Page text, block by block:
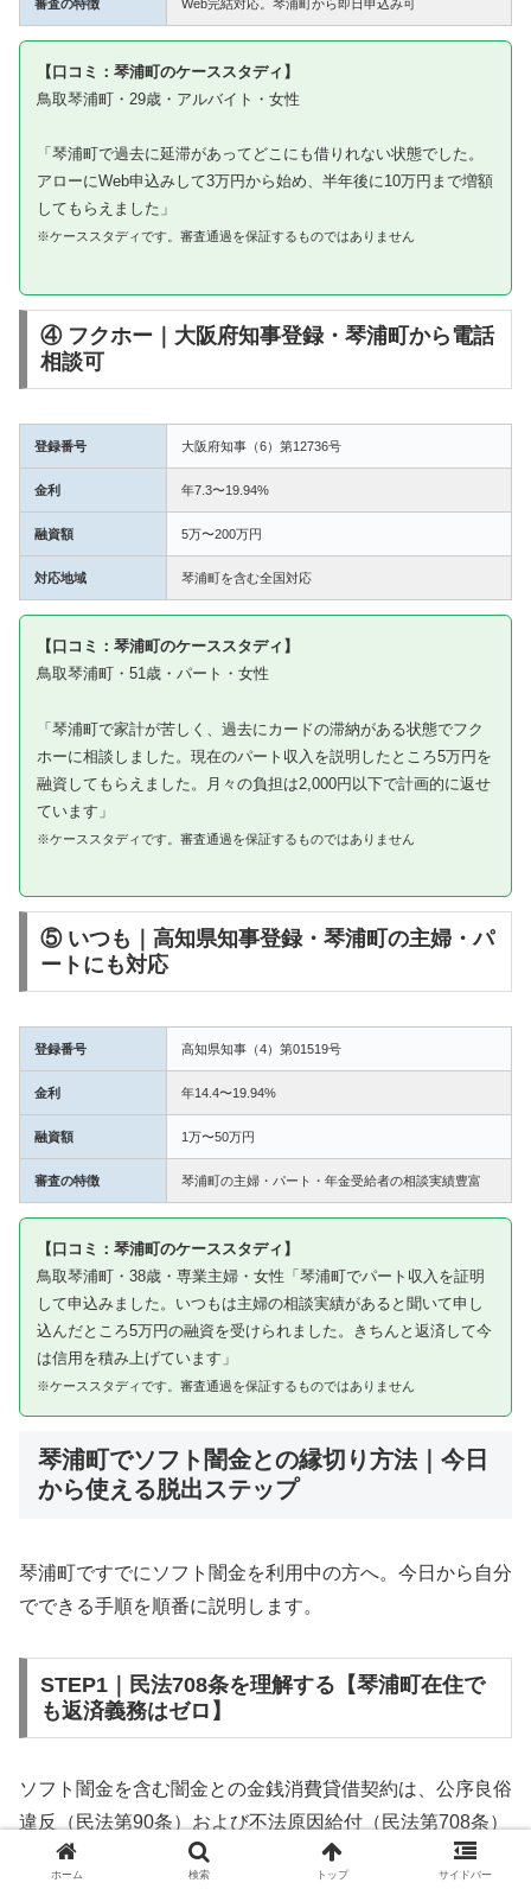
審査の特徴 Web完結対応。琴浦町から即日申込み可
【口コミ：琴浦町のケーススタディ】
鳥取琴浦町・29歳・アルバイト・女性
「琴浦町で過去に延滞があってどこにも借りれない状態でした。
アローにWeb申込みして3万円から始め、半年後に10万円まで増額
してもらえました」
※ケーススタディです。審査通過を保証するものではありません
④ フクホー｜大阪府知事登録・琴浦町から電話
相談可
登録番号 大阪府知事（6）第12736号
金利 年7.3〜19.94%
融資額 5万〜200万円
対応地域 琴浦町を含む全国対応
【口コミ：琴浦町のケーススタディ】
鳥取琴浦町・51歳・パート・女性
「琴浦町で家計が苦しく、過去にカードの滞納がある状態でフク
ホーに相談しました。現在のパート収入を説明したところ5万円を
融資してもらえました。月々の負担は2,000円以下で計画的に返せ
ています」
※ケーススタディです。審査通過を保証するものではありません
⑤ いつも｜高知県知事登録・琴浦町の主婦・パ
ートにも対応
登録番号 高知県知事（4）第01519号
金利 年14.4〜19.94%
融資額 1万〜50万円
審査の特徴 琴浦町の主婦・パート・年金受給者の相談実績豊富
【口コミ：琴浦町のケーススタディ】
鳥取琴浦町・38歳・専業主婦・女性「琴浦町でパート収入を証明
して申込みました。いつもは主婦の相談実績があると聞いて申し
込んだところ5万円の融資を受けられました。きちんと返済して今
は信用を積み上げています」
※ケーススタディです。審査通過を保証するものではありません
琴浦町でソフト闇金との縁切り方法｜今日
から使える脱出ステップ
琴浦町ですでにソフト闇金を利用中の方へ。今日から自分
でできる手順を順番に説明します。
STEP1｜民法708条を理解する【琴浦町在住で
も返済義務はゼロ】
ソフト闇金を含む闇金との金銭消費貸借契約は、公序良俗
違反（民法第90条）および不法原因給付（民法第708条）
に該当するため、法的には無効です。琴浦町在住であって
ホーム 検索 トップ サイドバー